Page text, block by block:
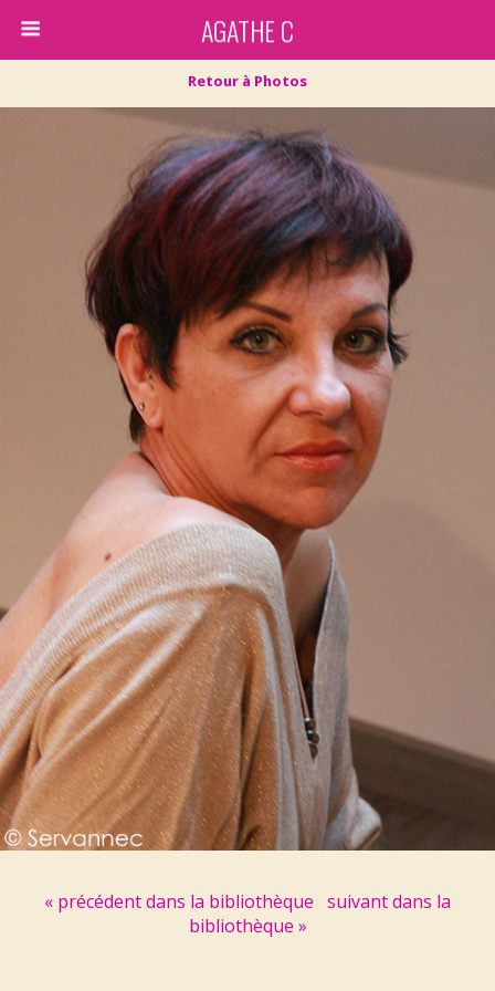
AGATHE C
Retour à Photos
« précédent dans la bibliothèque suivant dans la
bibliothèque »